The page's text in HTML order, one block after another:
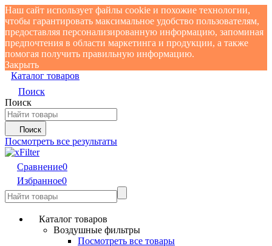
Наш сайт использует файлы cookie и похожие технологии,
чтобы гарантировать максимальное удобство пользователям,
предоставляя персонализированную информацию, запоминая
предпочтения в области маркетинга и продукции, а также
помогая получить правильную информацию.
Закрыть
Каталог товаров
Поиск
Поиск
Поиск
Посмотреть все результаты
Сравнение0
Избранное0
Каталог товаров
Воздушные фильтры
Посмотреть все товары